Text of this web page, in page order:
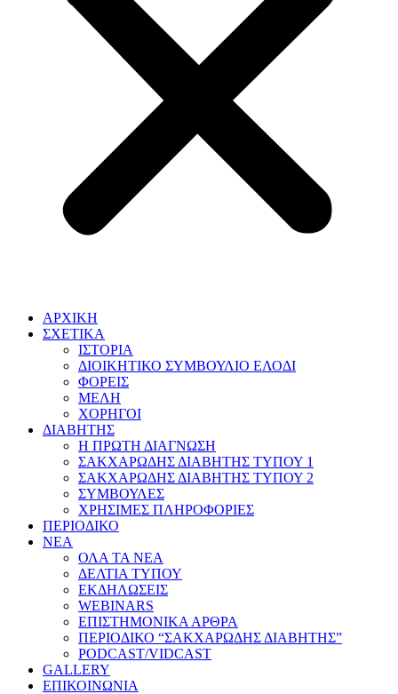
ΑΡΧΙΚΗ
ΣΧΕΤΙΚΑ
ΙΣΤΟΡΙΑ
ΔΙΟΙΚΗΤΙΚΟ ΣΥΜΒΟΥΛΙΟ ΕΛΟΔΙ
ΦΟΡΕΙΣ
ΜΕΛΗ
ΧΟΡΗΓΟΙ
ΔΙΑΒΗΤΗΣ
Η ΠΡΩΤΗ ΔΙΑΓΝΩΣΗ
ΣΑΚΧΑΡΩΔΗΣ ΔΙΑΒΗΤΗΣ ΤΥΠΟΥ 1
ΣΑΚΧΑΡΩΔΗΣ ΔΙΑΒΗΤΗΣ ΤΥΠΟΥ 2
ΣΥΜΒΟΥΛΕΣ
ΧΡΗΣΙΜΕΣ ΠΛΗΡΟΦΟΡΙΕΣ
ΠΕΡΙΟΔΙΚΟ
ΝΕΑ
ΟΛΑ ΤΑ ΝΕΑ
ΔΕΛΤΙΑ ΤΥΠΟΥ
ΕΚΔΗΛΩΣΕΙΣ
WEBINARS
ΕΠΙΣΤΗΜΟΝΙΚΑ ΑΡΘΡΑ
ΠΕΡΙΟΔΙΚΟ “ΣΑΚΧΑΡΩΔΗΣ ΔΙΑΒΗΤΗΣ”
PODCAST/VIDCAST
GALLERY
ΕΠΙΚΟΙΝΩΝΙΑ